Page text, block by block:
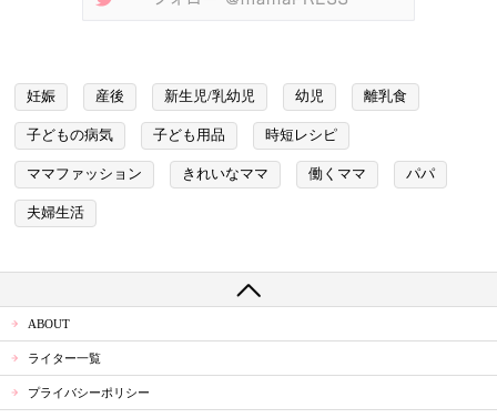
妊娠 産後 新生児/乳幼児 幼児 離乳食
子どもの病気 子ども用品 時短レシピ
ママファッション きれいなママ 働くママ パパ
夫婦生活
ABOUT
ライター一覧
プライバシーポリシー